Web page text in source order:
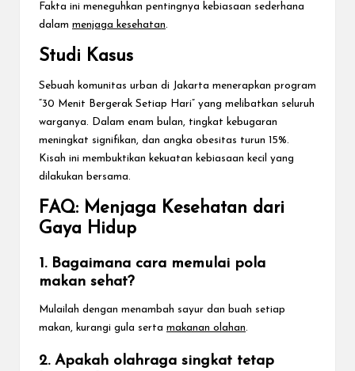
Fakta ini meneguhkan pentingnya kebiasaan sederhana
dalam menjaga kesehatan.
Studi Kasus
Sebuah komunitas urban di Jakarta menerapkan program
“30 Menit Bergerak Setiap Hari” yang melibatkan seluruh
warganya. Dalam enam bulan, tingkat kebugaran
meningkat signifikan, dan angka obesitas turun 15%.
Kisah ini membuktikan kekuatan kebiasaan kecil yang
dilakukan bersama.
FAQ: Menjaga Kesehatan dari
Gaya Hidup
1. Bagaimana cara memulai pola
makan sehat?
Mulailah dengan menambah sayur dan buah setiap
makan, kurangi gula serta makanan olahan.
2. Apakah olahraga singkat tetap